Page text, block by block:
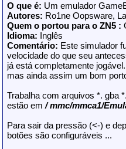
O que é: Um emulador
Аutores: Ro1ne Oopsware,
Quem o portou para o ZN5 :
Idioma: Inglês
Comentário: Este simulador
velocidade do que seu
já está completamente
mas ainda assim um bom
Trabalha com arquivos *. gba
estão em / mmc/mmca1/
Para sair da pressão (<-) e
botões são configuráveis ...